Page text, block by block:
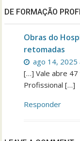
DE FORMAÇÃO
Obras do
retomadas
ago 14, 2025
[…] Vale abre 47
Profissional […]
Responder